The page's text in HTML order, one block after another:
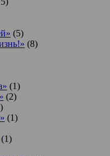
(5)
(8)
(1)
(2)
(1)
(1)